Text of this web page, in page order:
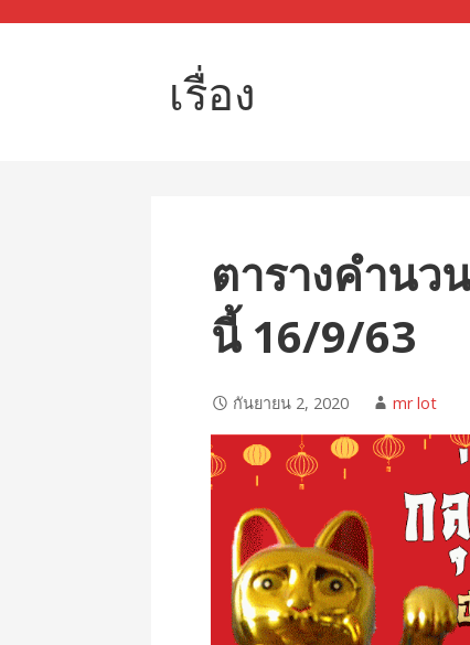
เรื่อง
ตารางคำนว
นี้ 16/9/63
กันยายน 2, 2020 mr lot